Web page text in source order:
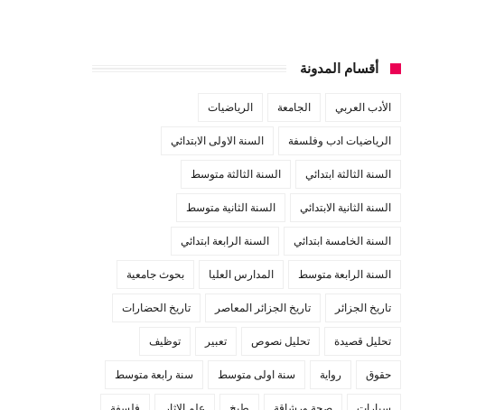
أقسام المدونة
الأدب العربي الجامعة الرياضيات
الرياضيات ادب وفلسفة السنة الاولى الابتدائي
السنة الثالثة ابتدائي السنة الثالثة متوسط
السنة الثانية الابتدائي السنة الثانية متوسط
السنة الخامسة ابتدائي السنة الرابعة ابتدائي
السنة الرابعة متوسط المدارس العليا بحوث جامعية
تاريخ الجزائر تاريخ الجزائر المعاصر تاريخ الحضارات
تحليل قصيدة تحليل نصوص تعبير توظيف
حقوق رواية سنة اولى متوسط سنة رابعة متوسط